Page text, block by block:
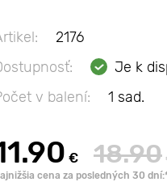
2176
Je k
v balení:
1 sad.
€ 18.90
cena za posledných 30